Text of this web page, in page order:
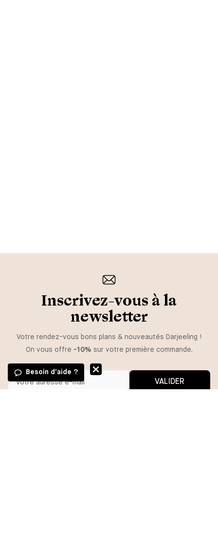
Inscrivez-vous à la
newsletter
Votre rendez-vous bons plans & nouveautés Darjeeling !
On vous offre -10% sur votre première commande.
VALIDER
Besoin d'aide ?